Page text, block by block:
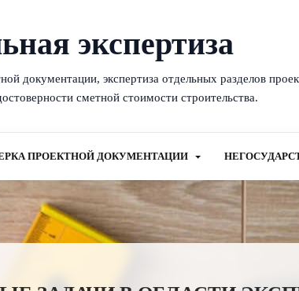
экспертиза
документации, экспертиза отдельных разделов
сметной стоимости строительства.
ПРОЕКТНОЙ ДОКУМЕНТАЦИИ